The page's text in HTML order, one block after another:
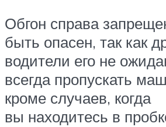
Обгон справа
быть опасен, так как
водители его не
всегда пропускать
кроме случаев, когда
вы находитесь в